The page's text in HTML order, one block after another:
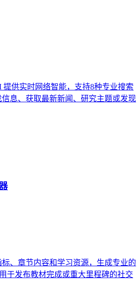
提供实时网络智能，支持8种专业搜索
息、获取最新新闻、研究主题或发现
、章节内容和学习资源，生成专业的
于发布教材完成或重大里程碑的社交